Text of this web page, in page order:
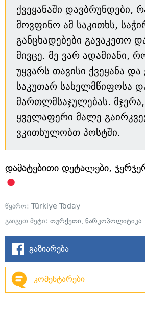
ქვეყანაში დავბრუნდები,
მოვფინო ამ საკითხს,
განცხადებები გავაკეთო
მივცე. მე ვარ ადამიანი,
უყვარს თავისი ქვეყანა
საკუთარ სახელმწიფოსა
მართლმსაჯულებას.
ყველაფერი მალე
ვკითხულობთ პოსტში.
დამატებითი დეტალები,
წყარო: Türkiye Today
გაიგეთ მეტი: თურქეთი, ნარკოპოლიტიკა
გაზიარება
კომენტარები